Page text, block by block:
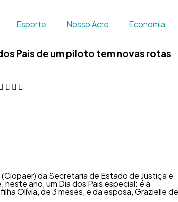
Esporte Nosso Acre Economia
Pais de um piloto tem novas rotas
da Secretaria de Estado de Justiça e
ano, um Dia dos Pais especial: é a
Olívia, de 3 meses, e da esposa, Grazielle de